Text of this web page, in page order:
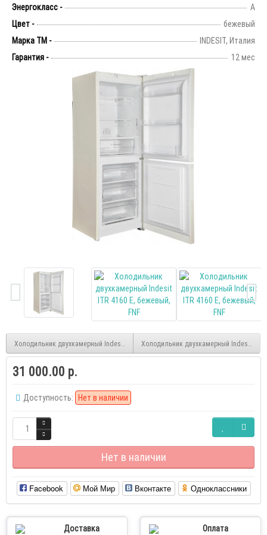
Энергокласс -
А
Цвет -
бежевый
Марка ТМ -
INDESIT, Италия
Гарантия -
12 мес
Холодильник двухкамерный Indesit DS 3180 W, белыйХолодильник двухкамерный Indesit ITR
31 000.00 р.
Доступность: Нет в наличии
Нет в наличии
Facebook Мой Мир Вконтакте Одноклассники
Доставка Оплата